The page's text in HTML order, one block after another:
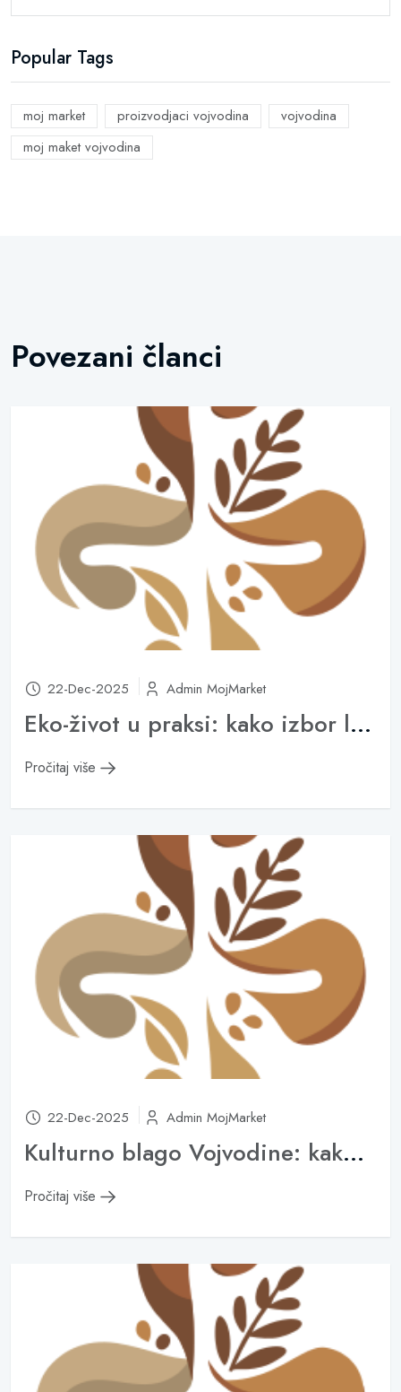
Popular Tags
moj market proizvodjaci vojvodina
vojvodina
moj maket vojvodina
Povezani članci
22-Dec-2025 Admin MojMarket
Eko-život u praksi: kako izbor lokalnih proizvoda smanjuje vaš ekološki otisak
Pročitaj više
22-Dec-2025 Admin MojMarket
Kulturno blago Vojvodine: kako lokalni proizvodi pričaju istoriju regiona
Pročitaj više